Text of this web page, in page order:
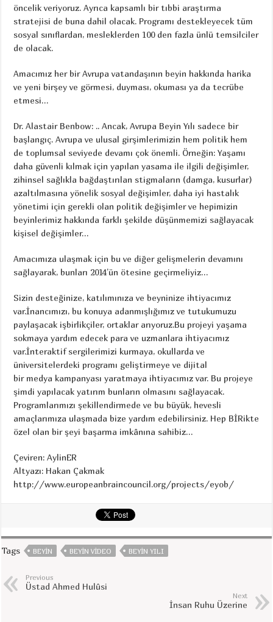
öncelik veriyoruz. Ayrıca kapsamlı bir tıbbi araştırma
stratejisi de buna dahil olacak. Programı destekleyecek tüm
sosyal sınıflardan, mesleklerden 100 den fazla ünlü temsilciler
de olacak.
Amacımız her bir Avrupa vatandaşının beyin hakkında harika
ve yeni birşey ve görmesi, duyması, okuması ya da tecrübe
etmesi…
Dr. Alastair Benbow: .. Ancak, Avrupa Beyin Yılı sadece bir
başlangıç. Avrupa ve ulusal girşimlerimizin hem politik hem
de toplumsal seviyede devamı çok önemli. Örneğin: Yaşamı
daha güvenli kılmak için yapılan yasama ile ilgili değişimler,
zihinsel sağlıkla bağdaştırılan stigmaların (damga, kusurlar)
azaltılmasına yönelik sosyal değişimler, daha iyi hastalık
yönetimi için gerekli olan politik değişimler ve hepimizin
beyinlerimiz hakkında farklı şekilde düşünmemizi sağlayacak
kişisel değişimler…
Amacımıza ulaşmak için bu ve diğer gelişmelerin devamını
sağlayarak, bunları 2014’ün ötesine geçirmeliyiz…
Sizin desteğinize, katılımınıza ve beyninize ihtiyacımız
var.İnancımızı, bu konuya adanmışlığımız ve tutukumuzu
paylaşacak işbirlikçiler, ortaklar arıyoruz.Bu projeyi yaşama
sokmaya yardım edecek para ve uzmanlara ihtiyacımız
var.İnteraktif sergilerimizi kurmaya, okullarda ve
üniversitelerdeki programı geliştirmeye ve dijital
bir medya kampanyası yaratmaya ihtiyacımız var. Bu projeye
şimdi yapılacak yatırım bunların olmasını sağlayacak.
Programlarımızı şekillendirmede ve bu büyük, hevesli
amaçlarımıza ulaşmada bize yardım edebilirsiniz. Hep BİRikte
özel olan bir şeyi başarma imkânına sahibiz…
Çeviren: AylinER
Altyazı: Hakan Çakmak
http://www.europeanbraincouncil.org/projects/eyob/
Tags BEYIN BEYIN VIDEO BEYIN YILI
Previous
Üstad Ahmed Hulûsi
Next
İnsan Ruhu Üzerine